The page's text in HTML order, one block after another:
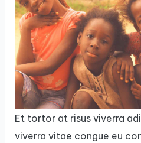
Et tortor at risus viverra
viverra vitae congue eu